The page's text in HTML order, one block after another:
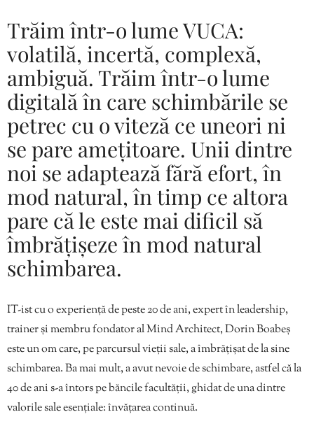
Trăim într-o lume VUCA:
volatilă, incertă, complexă,
ambiguă. Trăim într-o lume
digitală în care schimbările se
petrec cu o viteză ce uneori ni
se pare amețitoare. Unii dintre
noi se adaptează fără efort, în
mod natural, în timp ce altora
pare că le este mai dificil să
îmbrățișeze în mod natural
schimbarea.
IT-ist cu o experiență de peste 20 de ani, expert în leadership,
trainer și membru fondator al Mind Architect, Dorin Boabeș
este un om care, pe parcursul vieții sale, a îmbrățișat de la sine
schimbarea. Ba mai mult, a avut nevoie de schimbare, astfel că la
40 de ani s-a întors pe băncile facultății, ghidat de una dintre
valorile sale esențiale: învățarea continuă.